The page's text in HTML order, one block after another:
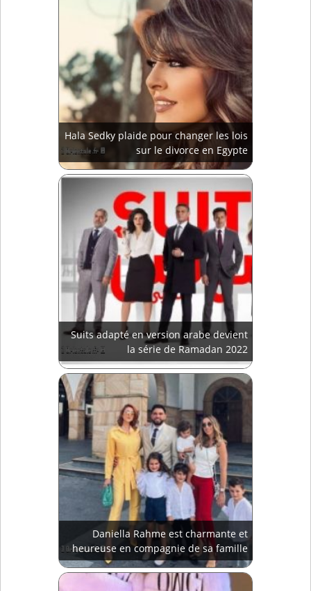
Hala Sedky plaide pour changer les lois
sur le divorce en Egypte
Suits adapté en version arabe devient
la série de Ramadan 2022
Daniella Rahme est charmante et
heureuse en compagnie de sa famille